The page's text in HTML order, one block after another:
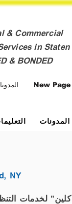
& Commercial
in Staten
& BONDED
New Page
المدونات
NY
لخدمات